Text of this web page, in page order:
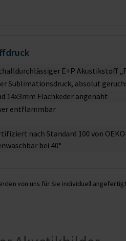
E+P Akustikstoff
Sublimationsdruck, absolut
14x3mm Flachkeder angenäht
entflammbar
nach Standard 100 von
bei 40°
von uns für Sie individuell